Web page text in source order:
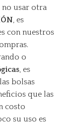
no usar otra
, es
con nuestros
o
, es
bolsas
que las
costo
su uso es